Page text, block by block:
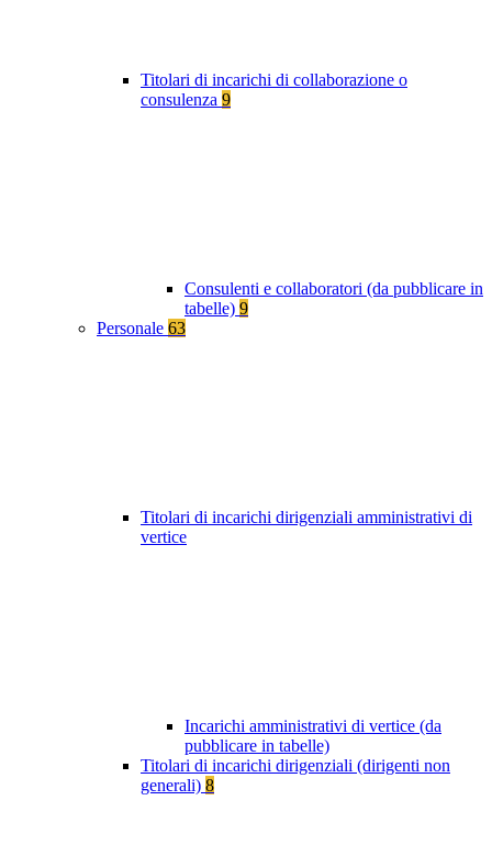
Titolari di incarichi di collaborazione o
consulenza 9
Consulenti e collaboratori (da pubblicare in
tabelle) 9
Personale 63
Titolari di incarichi dirigenziali amministrativi di
vertice
Incarichi amministrativi di vertice (da
pubblicare in tabelle)
Titolari di incarichi dirigenziali (dirigenti non
generali) 8